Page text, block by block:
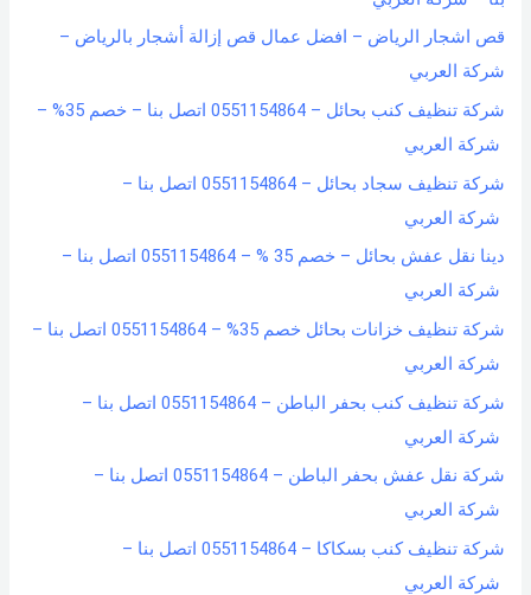
قص اشجار الرياض – افضل عمال قص إزالة أشجار بالرياض –
شركة العربي
شركة تنظيف كنب بحائل – 0551154864 اتصل بنا – خصم 35% –
شركة العربي
شركة تنظيف سجاد بحائل – 0551154864 اتصل بنا –
شركة العربي
دينا نقل عفش بحائل – خصم 35 % – 0551154864 اتصل بنا –
شركة العربي
شركة تنظيف خزانات بحائل خصم 35% – 0551154864 اتصل بنا –
شركة العربي
شركة تنظيف كنب بحفر الباطن – 0551154864 اتصل بنا –
شركة العربي
شركة نقل عفش بحفر الباطن – 0551154864 اتصل بنا –
شركة العربي
شركة تنظيف كنب بسكاكا – 0551154864 اتصل بنا –
شركة العربي